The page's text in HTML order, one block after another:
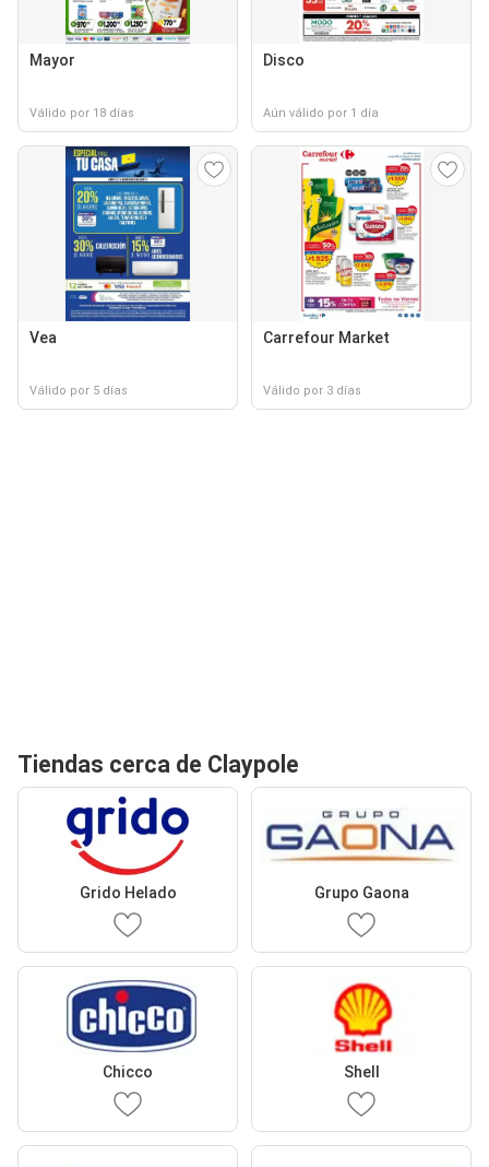
Mayor
Válido por 18 días
Disco
Aún válido por 1 día
Vea
Válido por 5 días
Carrefour Market
Válido por 3 días
Tiendas cerca de Claypole
Grido Helado Grupo Gaona
Chicco Shell